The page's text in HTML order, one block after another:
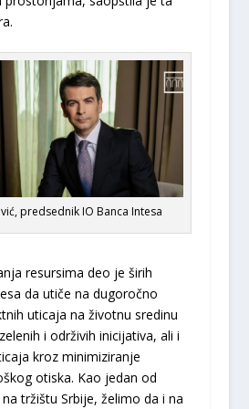
predsednik IO Banca Intesa
resursima deo je širih
da utiče na dugoročno
uticaja na životnu sredinu
i održivih inicijativa, ali i
kroz minimiziranje
otiska. Kao jedan od
tržištu Srbije, želimo da i na